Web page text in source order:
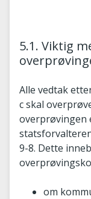
5.1. Viktig
Alle vedtak
c skal
overprøvingen
9-8. Dette
om